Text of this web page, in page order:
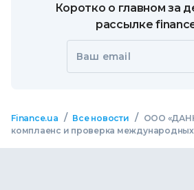
Коротко о главном за
рассылке
Ваш email
Finance.ua / Все новости /
ООО
комплаенс и проверка